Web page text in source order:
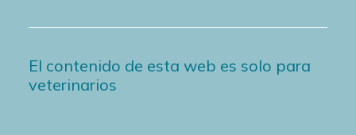
El contenido de esta web es solo para
veterinarios